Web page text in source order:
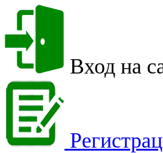
Вход на